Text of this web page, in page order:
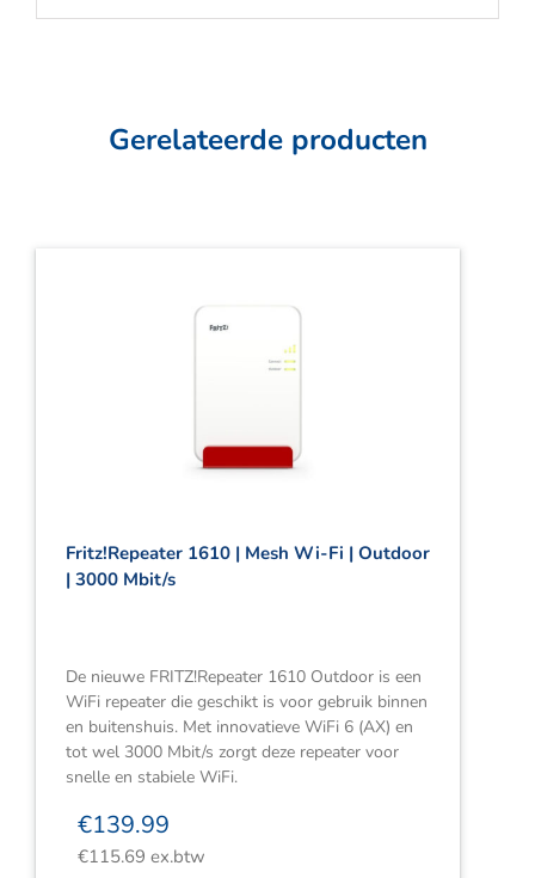
Gerelateerde producten
Fritz!Repeater 1610 | Mesh Wi-Fi | Outdoor
| 3000 Mbit/s
De nieuwe FRITZ!Repeater 1610 Outdoor is een
WiFi repeater die geschikt is voor gebruik binnen
en buitenshuis. Met innovatieve WiFi 6 (AX) en
tot wel 3000 Mbit/s zorgt deze repeater voor
snelle en stabiele WiFi.
€139.99
€115.69 ex.btw